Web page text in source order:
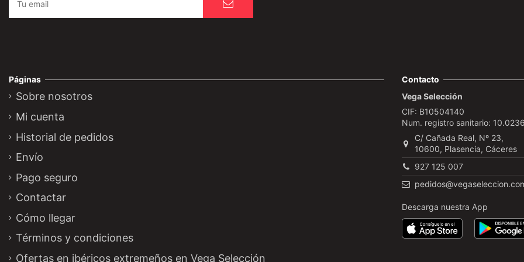
Páginas
Sobre nosotros
Mi cuenta
Historial de pedidos
Envío
Pago seguro
Contactar
Cómo llegar
Términos y condiciones
Ofertas en ibéricos extremeños en Vega Selección
Contacto
Vega Selección
CIF: B10504140
Num. registro sanitario:
C/ Cañada Real, Nº 23,
10600, Plasencia, Cáceres
927 125 007
Descarga nuestra App